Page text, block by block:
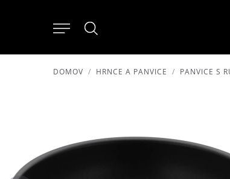
DOMOV HRNCE A PANVICE PANVICE S